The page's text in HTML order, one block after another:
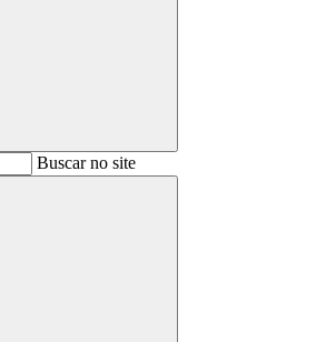
BuscarBuscar no site